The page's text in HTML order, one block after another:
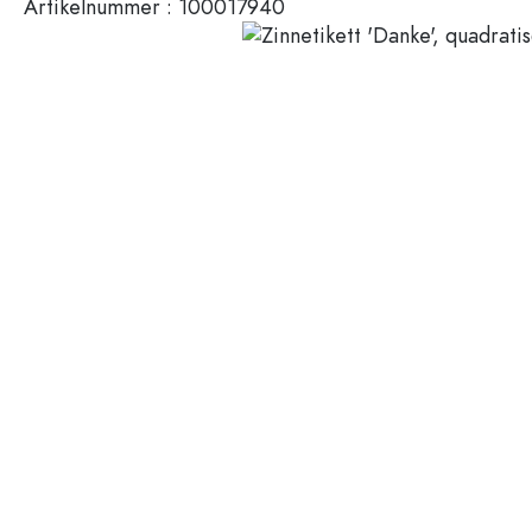
100 ml Flaschen
Artikelnummer : 100017940